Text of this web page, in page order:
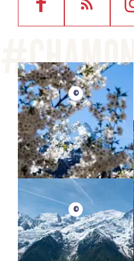
©
©